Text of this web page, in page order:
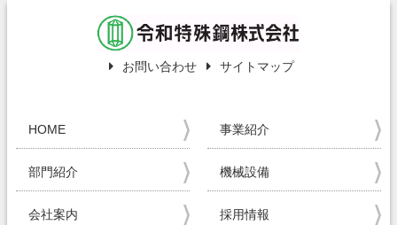
お問い合わせ サイトマップ
HOME 事業紹介
部門紹介 機械設備
会社案内 採用情報